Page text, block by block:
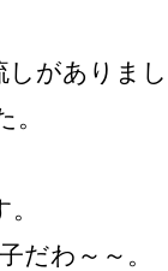
しがありま
だわ～～。